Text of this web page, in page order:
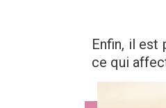
Enfin, il est
ce qui